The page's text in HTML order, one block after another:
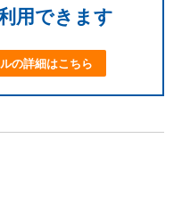
用できます
の詳細はこちら